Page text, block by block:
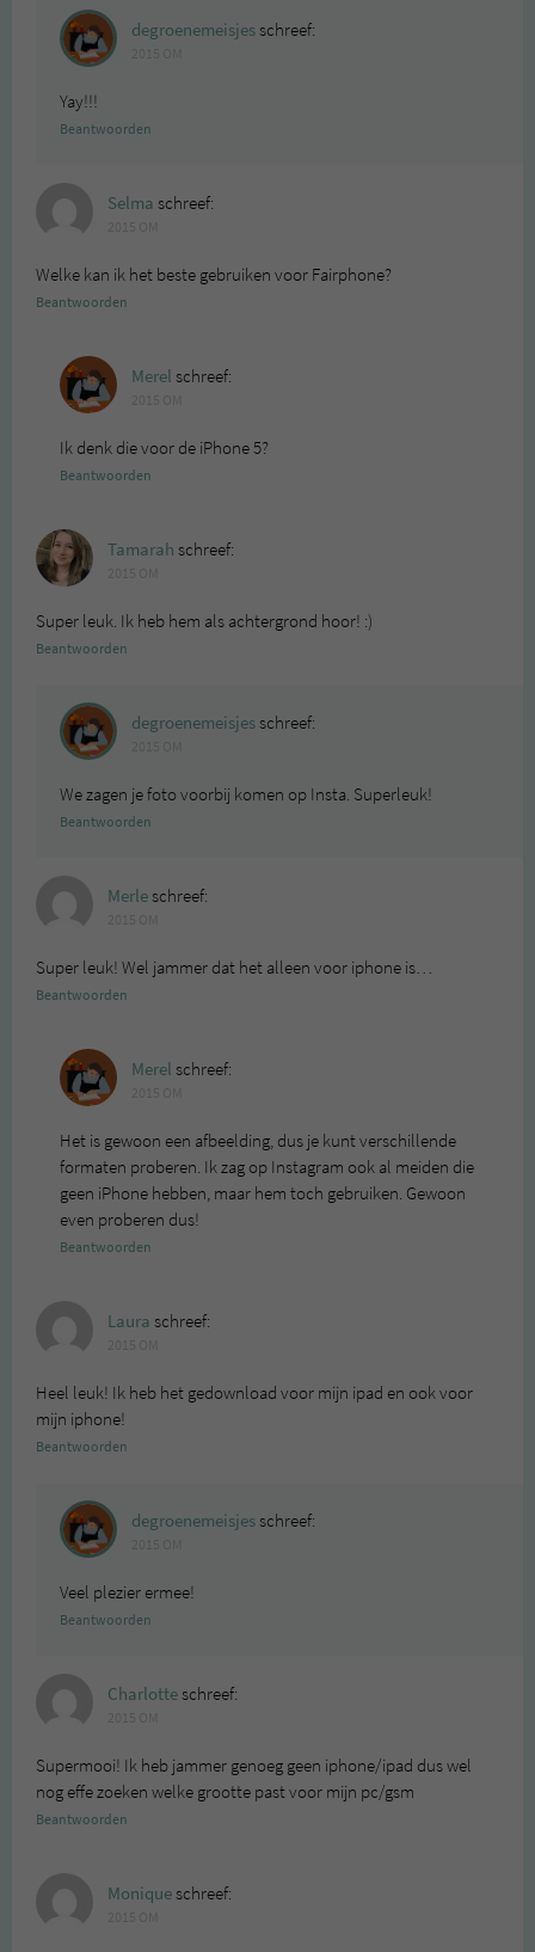
degroenemeisjesschreef:
Yay!!!
Beantwoorden
Selma schreef:
Welke kan ik het beste gebruiken voor Fairphone?
Beantwoorden
Merel schreef:
Ik denk die voor de iPhone 5?
Beantwoorden
Tamarah schreef:
Super leuk. Ik heb hem als achtergrond hoor! :)
Beantwoorden
degroenemeisjesschreef:
We zagen je foto voorbij komen op Insta. Superleuk!
Beantwoorden
Merleschreef:
Super leuk! Wel jammer dat het alleen voor iphone is…
Beantwoorden
Merel schreef:
Het is gewoon een afbeelding, dus je kunt verschillende
formaten proberen. Ik zag op Instagram ook al meiden die
geen iPhone hebben, maar hem toch gebruiken. Gewoon
even proberen dus!
Beantwoorden
Laura schreef:
Heel leuk! Ik heb het gedownload voor mijn ipad en ook voor
mijn iphone!
Beantwoorden
degroenemeisjesschreef:
Veel plezier ermee!
Beantwoorden
Charlotteschreef:
Supermooi! Ik heb jammer genoeg geen iphone/ipad dus wel
nog effe zoeken welke grootte past voor mijn pc/gsm
Beantwoorden
Moniqueschreef: